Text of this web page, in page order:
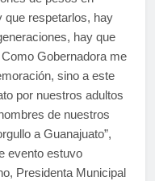
respetarlos, hay
hay que
Gobernadora me
sino a este
por nuestros adultos
de nuestros
a Guanajuato”,
evento estuvo
Presidenta Municipal